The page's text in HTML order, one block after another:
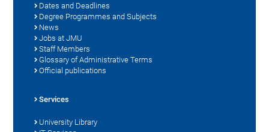
Dates and Deadlines
Degree Programmes and Subjects
News
Jobs at JMU
Staff Members
Glossary of Administrative Terms
Official publications
Services
University Library